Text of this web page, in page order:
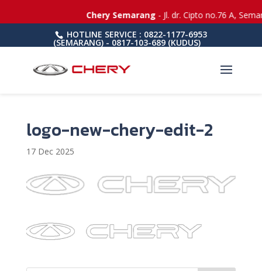
HOTLINE SERVICE : 0822-1177-6953
(SEMARANG) - 0817-103-689 (KUDUS)
logo-new-chery-edit-2
17 Dec 2025
Chery Semarang- Jl. dr. Cipto no.76 A,